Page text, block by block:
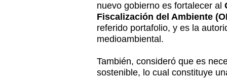
nuevo gobierno es fortalecer al
Fiscalización del Ambiente
referido portafolio, y es la
medioambiental.
También, consideró que es
sostenible, lo cual constituye